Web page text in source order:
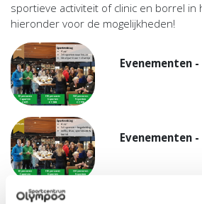
sportieve activiteit of clinic en borrel in
hieronder voor de mogelijkheden!
Evenementen -
Evenementen